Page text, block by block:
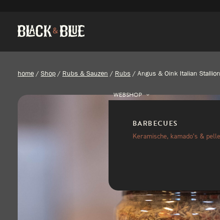
WEBSHOP
BARBECUES
Keramische, kamado’s &
home / Shop / Rubs & Sauzen / Rubs / Angus & Oink Italian